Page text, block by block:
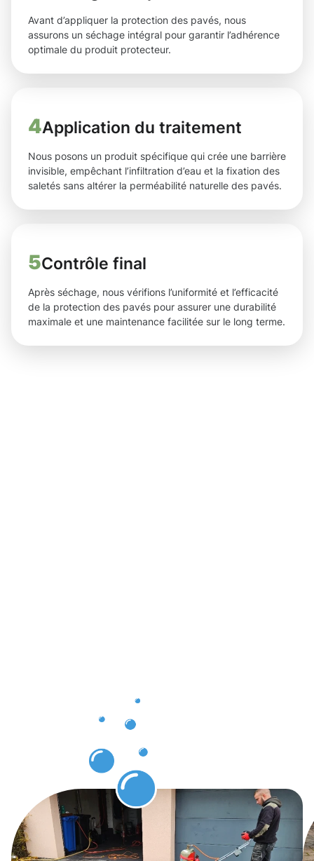
Avant d’appliquer la protection des pavés, nous
assurons un séchage intégral pour garantir l’adhérence
optimale du produit protecteur.
4Application du traitement
Nous posons un produit spécifique qui crée une barrière
invisible, empêchant l’infiltration d’eau et la fixation des
saletés sans altérer la perméabilité naturelle des pavés.
5Contrôle final
Après séchage, nous vérifions l’uniformité et l’efficacité
de la protection des pavés pour assurer une durabilité
maximale et une maintenance facilitée sur le long terme.